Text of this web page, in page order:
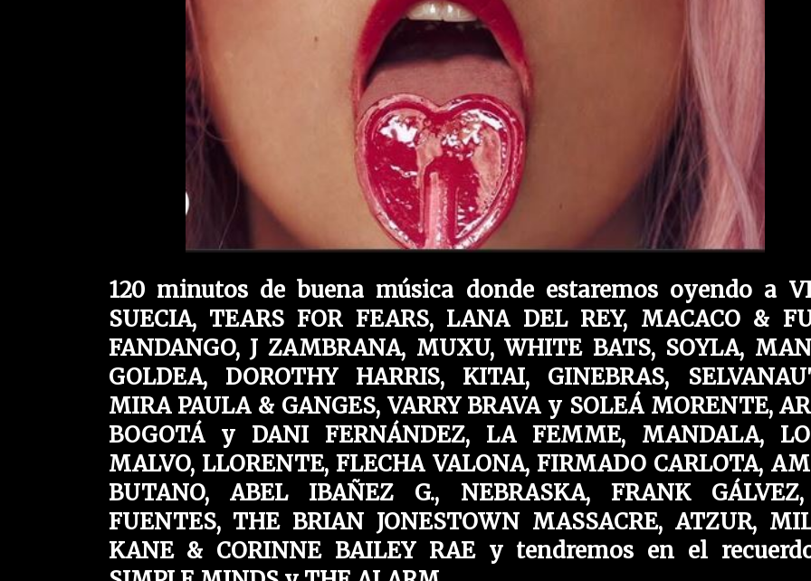
120 minutos de buena música donde estaremos oyendo a
SUECIA, TEARS FOR FEARS, LANA DEL REY, MACACO &
FANDANGO, J ZAMBRANA, MUXU, WHITE BATS, SOYLA,
GOLDEA, DOROTHY HARRIS, KITAI, GINEBRAS,
MIRA PAULA & GANGES, VARRY BRAVA y SOLEÁ MORENTE,
BOGOTÁ y DANI FERNÁNDEZ, LA FEMME, MANDALA,
MALVO, LLORENTE, FLECHA VALONA, FIRMADO CARLOTA,
BUTANO, ABEL IBAÑEZ G., NEBRASKA, FRANK
FUENTES, THE BRIAN JONESTOWN MASSACRE, ATZUR,
KANE & CORINNE BAILEY RAE y tendremos en el